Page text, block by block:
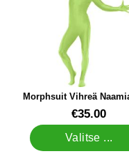
Morphsuit Vihreä
Laukulla
Tuote.nro 11859€35.00
Valitse ...